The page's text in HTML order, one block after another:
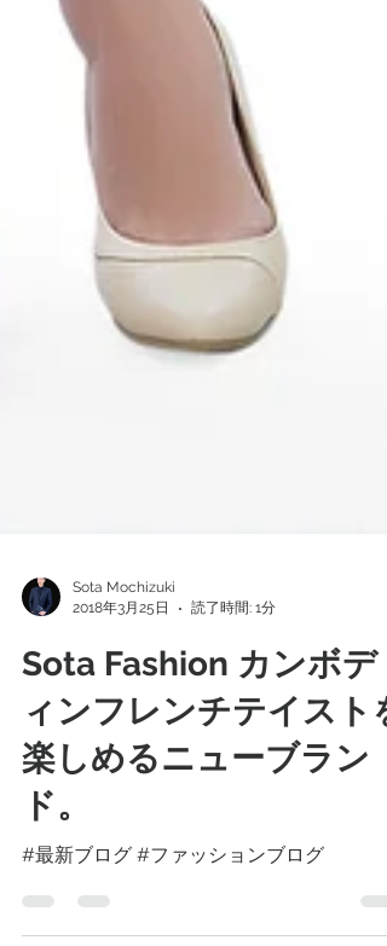
2018年3月25日
読了時間: 1分
Sota Fashion カンボデ
ィンフレンチテイストを
楽しめるニューブラン
ド。
#最新ブログ #ファッションブログ